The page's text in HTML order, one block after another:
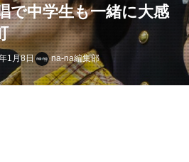
で中学生も一緒に大感
1月8日 na-na編集部